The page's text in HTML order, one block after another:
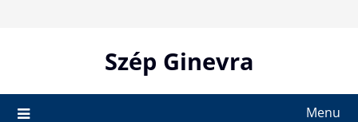
Szép Ginevra
Menu